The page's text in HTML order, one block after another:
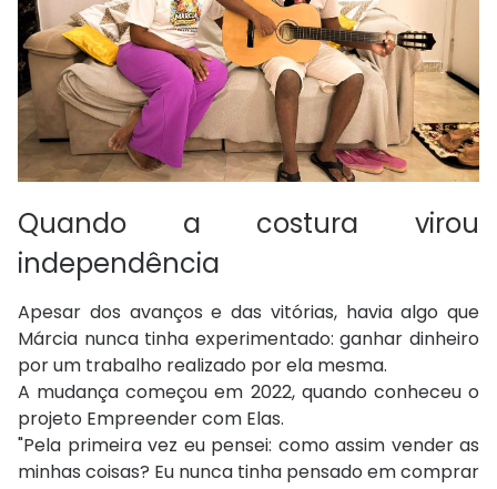
Quando a costura virou
independência
Apesar dos avanços e das vitórias, havia algo que
Márcia nunca tinha experimentado: ganhar dinheiro
por um trabalho realizado por ela mesma.
A mudança começou em 2022, quando conheceu o
projeto Empreender com Elas.
"Pela primeira vez eu pensei: como assim vender as
minhas coisas? Eu nunca tinha pensado em comprar